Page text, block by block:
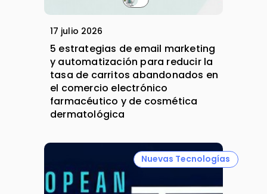
17 julio 2026
5 estrategias de email marketing
y automatización para reducir la
tasa de carritos abandonados en
el comercio electrónico
farmacéutico y de cosmética
dermatológica
Nuevas Tecnologías